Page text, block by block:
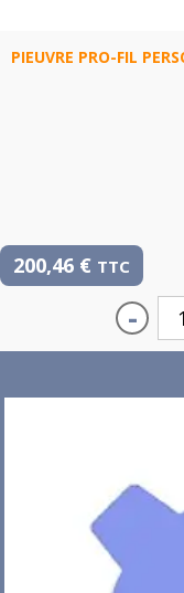
PIEUVRE PRO-FIL
200,46 € TTC
-